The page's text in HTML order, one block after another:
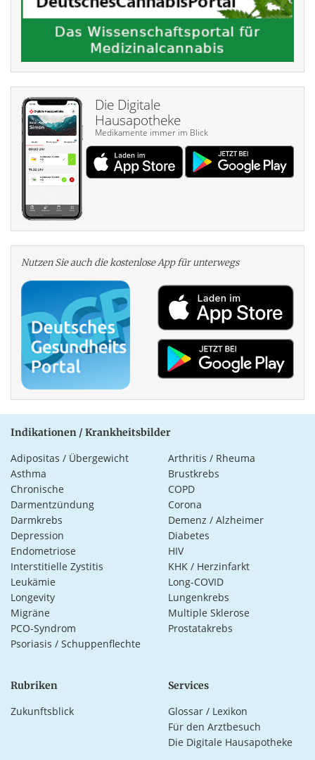
Die Digitale
Hausapotheke
Medikamente immer im Blick
Nutzen Sie auch die kosten­lose App für unterwegs
Indikationen / Krankheitsbilder
Adipositas / Übergewicht
Arthritis / Rheuma
Asthma
Brustkrebs
Chronische
Darmentzündung
COPD
Corona
Darmkrebs
Demenz / Alzheimer
Depression
Diabetes
Endometriose
HIV
Interstitielle Zystitis
KHK / Herzinfarkt
Leukämie
Long-COVID
Longevity
Lungenkrebs
Migräne
Multiple Sklerose
PCO-Syndrom
Prostatakrebs
Psoriasis / Schuppenflechte
Rubriken
Zukunftsblick
Services
Glossar / Lexikon
Für den Arztbesuch
Die Digitale Hausapotheke